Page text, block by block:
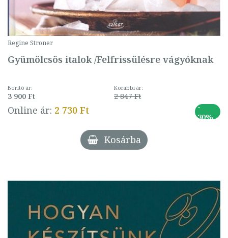
Regine Stroner
Gyümölcsös italok /Felfrissülésre vágyóknak
Borító ár:
3 900 Ft
Korábbi ár:
2 847 Ft
Online ár: 2 730 Ft
-
30%
Kosárba